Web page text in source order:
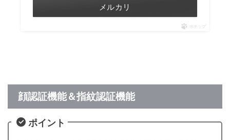
メルカリ
ポチップ
顔認証機能＆指紋認証機能
ポイント